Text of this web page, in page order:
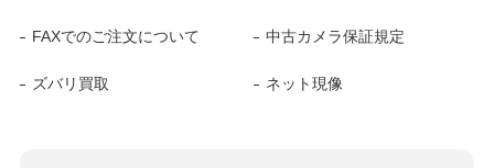
FAXでのご注文について 中古カメラ保証規定
ズバリ買取 ネット現像